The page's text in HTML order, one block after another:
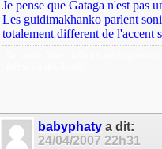
Je pense que Gataga n'est pas
Les guidimakhanko parlent
totalement different de l'accent
babyphaty a dit:
24/04/2007 22h31